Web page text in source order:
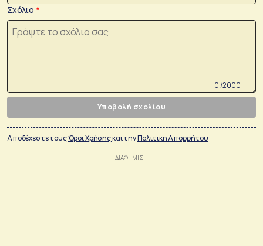
Σχόλιο
0 /2000
Υποβολή σχολίου
Αποδέχεστε τουςΌροι Χρήσηςκαι τηνΠολιτικη Απορρήτου